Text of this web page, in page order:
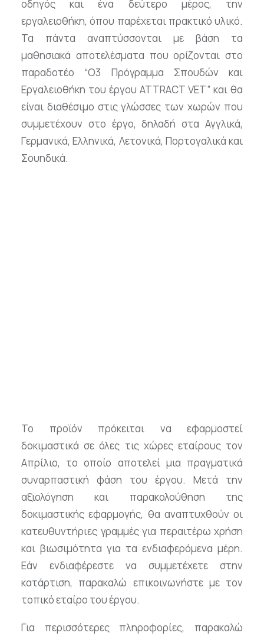
οδηγός και ένα δεύτερο μέρος, την
εργαλειοθήκη, όπου παρέχεται πρακτικό υλικό.
Τα πάντα αναπτύσσονται με βάση τα
μαθησιακά αποτελέσματα που ορίζονται στο
παραδοτέο “O3 Πρόγραμμα Σπουδών και
Εργαλειοθήκη του έργου ATTRACT VET” και θα
είναι διαθέσιμο στις γλώσσες των χωρών που
συμμετέχουν στο έργο, δηλαδή στα Αγγλικά,
Γερμανικά, Ελληνικά, Λετονικά, Πορτογαλικά και
Σουηδικά.
Το προϊόν πρόκειται να εφαρμοστεί
δοκιμαστικά σε όλες τις χώρες εταίρους τον
Απρίλιο, το οποίο αποτελεί μια πραγματικά
συναρπαστική φάση του έργου. Μετά την
αξιολόγηση και παρακολούθηση της
δοκιμαστικής εφαρμογής, θα αναπτυχθούν οι
κατευθυντήριες γραμμές για περαιτέρω χρήση
και βιωσιμότητα για τα ενδιαφερόμενα μέρη.
Εάν ενδιαφέρεστε να συμμετέχετε στην
κατάρτιση, παρακαλώ επικοινωνήστε με τον
τοπικό εταίρο του έργου.
Για περισσότερες πληροφορίες, παρακαλώ